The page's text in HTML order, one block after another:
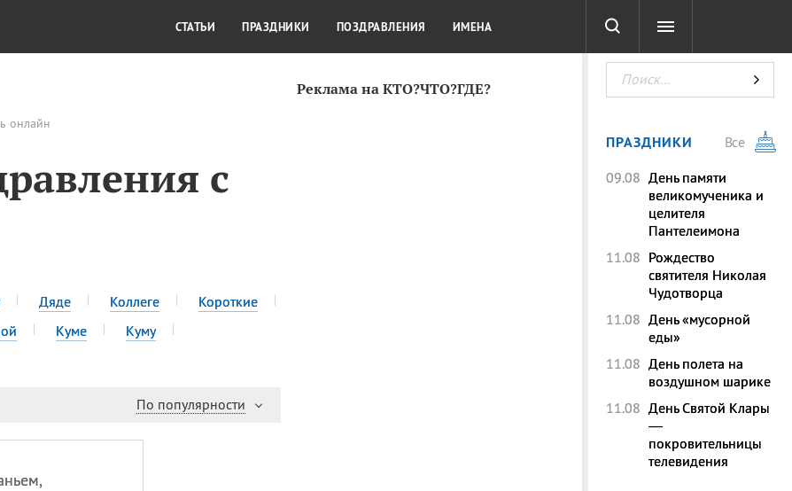
онлайн
с
Дяде Коллеге
Короткие
Куме
Куму
По популярности
Реклама на КТО?ЧТО?ГДЕ?
КУЛЬТУРА КРАСОТА ТЕСТЫ
СТАТЬИ ПРАЗДНИКИ ПОЗДРАВЛЕНИЯ ИМЕНА
ПРАЗДНИКИ
Все
09.08 День памяти
великомученика и
целителя
Пантелеимона
11.08 Рождество
святителя Николая
Чудотворца
11.08 День «мусорной
еды»
11.08 День полета на
воздушном шарике
11.08 День Святой Клары
—
покровительницы
телевидения